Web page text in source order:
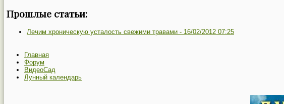
Прошлые статьи:
Лечим хроническую усталость свежими травами - 16/02/2012 07:25
Главная
Форум
ВидеоСад
Лунный календарь